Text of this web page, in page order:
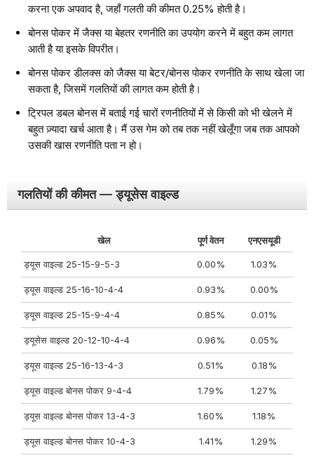
करना एक अपवाद है, जहाँ गलती की कीमत 0.25% होती है।
बोनस पोकर में जैक्स या बेहतर रणनीति का उपयोग करने में बहुत कम लागत
आती है या इसके विपरीत।
बोनस पोकर डीलक्स को जैक्स या बेटर/बोनस पोकर रणनीति के साथ खेला जा
सकता है, जिसमें गलतियों की लागत कम होती है।
ट्रिपल डबल बोनस में बताई गई चारों रणनीतियों में से किसी को भी खेलने में
बहुत ज़्यादा खर्च आता है। मैं उस गेम को तब तक नहीं खेलूँगा जब तक आपको
उसकी खास रणनीति पता न हो।
गलतियों की कीमत — ड्यूसेस वाइल्ड
खेल पूर्ण वेतन एनएसयूडी
ड्यूस वाइल्ड 25-15-9-5-3 0.00% 1.03%
ड्यूस वाइल्ड 25-16-10-4-4 0.93% 0.00%
ड्यूस वाइल्ड 25-15-9-4-4 0.85% 0.01%
ड्यूसेस वाइल्ड 20-12-10-4-4 0.96% 0.05%
ड्यूस वाइल्ड 25-16-13-4-3 0.51% 0.18%
ड्यूस वाइल्ड बोनस पोकर 9-4-4 1.79% 1.27%
ड्यूस वाइल्ड बोनस पोकर 13-4-3 1.60% 1.18%
ड्यूस वाइल्ड बोनस पोकर 10-4-3 1.41% 1.29%